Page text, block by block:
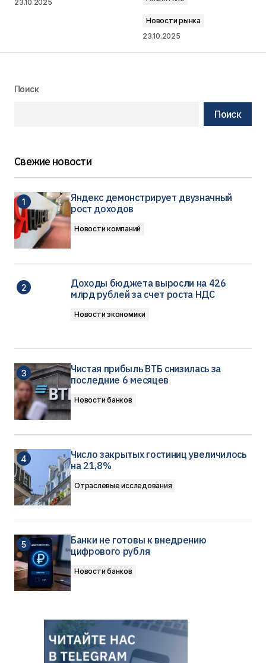
23.10.2025
Новости рынка
23.10.2025
Поиск
Поиск
Свежие новости
Яндекс демонстрирует двузначный
рост доходов
Новости компаний
Доходы бюджета выросли на 426
млрд рублей за счет роста НДС
Новости экономики
Чистая прибыль ВТБ снизилась за
последние 6 месяцев
Новости банков
Число закрытых гостиниц увеличилось
на 21,8%
Отраслевые исследования
Банки не готовы к внедрению
цифрового рубля
Новости банков